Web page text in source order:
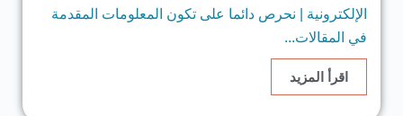
الإلكترونية | نحرص دائما على تكون المعلومات المقدمة
في المقالات...
اقرأ المزيد